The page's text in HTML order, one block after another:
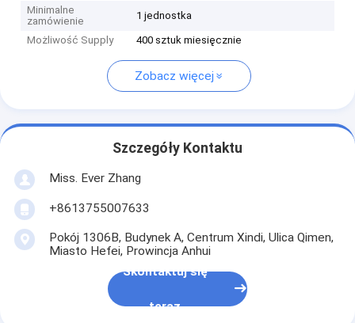
Minimalne
zamówienie
1 jednostka
Możliwość Supply 400 sztuk miesięcznie
Zobacz więcej
Szczegóły Kontaktu
Miss. Ever Zhang
+8613755007633
Pokój 1306B, Budynek A, Centrum Xindi, Ulica Qimen,
Miasto Hefei, Prowincja Anhui
Skontaktuj się
teraz